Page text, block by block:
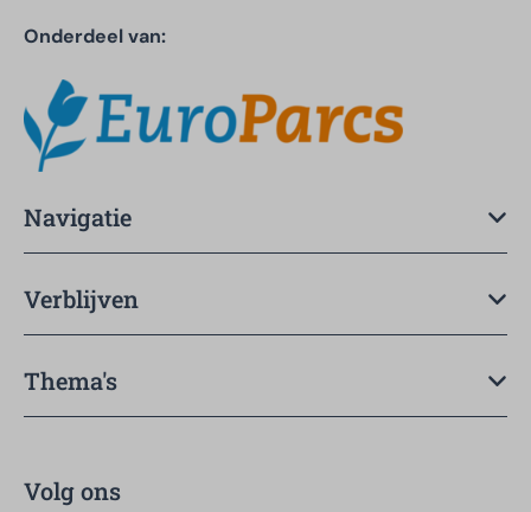
Onderdeel van:
Navigatie
Verblijven
Thema's
Volg ons